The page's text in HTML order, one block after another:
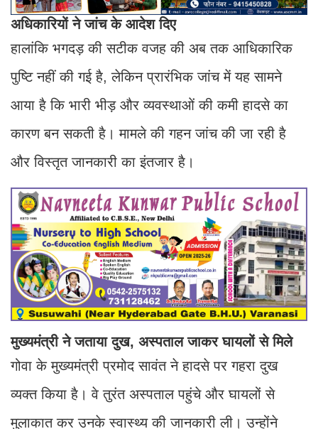
अधिकारियों ने जांच के आदेश दिए
हालांकि भगदड़ की सटीक वजह की अब तक आधिकारिक
पुष्टि नहीं की गई है, लेकिन प्रारंभिक जांच में यह सामने
आया है कि भारी भीड़ और व्यवस्थाओं की कमी हादसे का
कारण बन सकती है। मामले की गहन जांच की जा रही है
और विस्तृत जानकारी का इंतजार है।
मुख्यमंत्री ने जताया दुख, अस्पताल जाकर घायलों से मिले
गोवा के मुख्यमंत्री प्रमोद सावंत ने हादसे पर गहरा दुख
व्यक्त किया है। वे तुरंत अस्पताल पहुंचे और घायलों से
मुलाकात कर उनके स्वास्थ्य की जानकारी ली। उन्होंने